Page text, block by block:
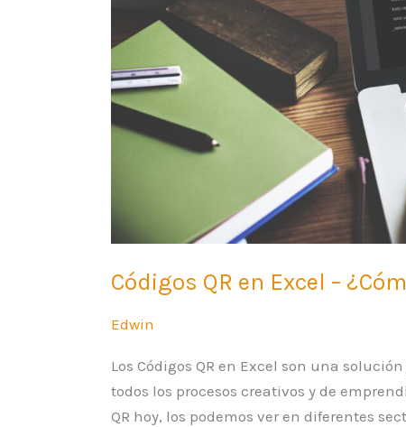
Códigos QR en Excel –
Edwin
Los Códigos QR en Excel son una
todos los procesos creativos y de
QR hoy, los podemos ver en diferentes